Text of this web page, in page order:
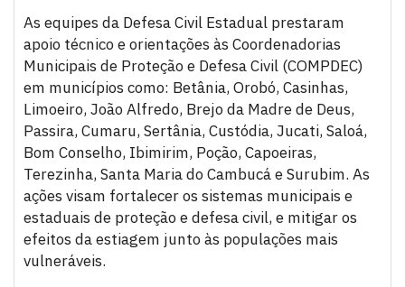
As equipes da Defesa Civil Estadual prestaram
apoio técnico e orientações às Coordenadorias
Municipais de Proteção e Defesa Civil (COMPDEC)
em municípios como: Betânia, Orobó, Casinhas,
Limoeiro, João Alfredo, Brejo da Madre de Deus,
Passira, Cumaru, Sertânia, Custódia, Jucati, Saloá,
Bom Conselho, Ibimirim, Poção, Capoeiras,
Terezinha, Santa Maria do Cambucá e Surubim. As
ações visam fortalecer os sistemas municipais e
estaduais de proteção e defesa civil, e mitigar os
efeitos da estiagem junto às populações mais
vulneráveis.